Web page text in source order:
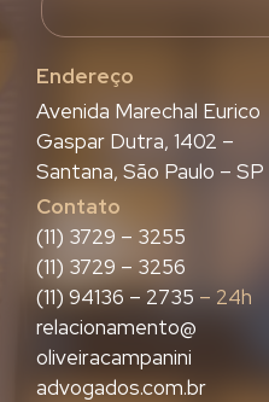
Endereço
Avenida Marechal Eurico
Gaspar Dutra, 1402 –
Santana, São Paulo – SP
Contato
(11) 3729 – 3255
(11) 3729 – 3256
(11) 94136 – 2735 – 24h
relacionamento@
oliveiracampanini
advogados.com.br